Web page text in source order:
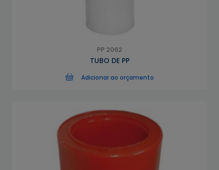
PP 2062
TUBO DE PP
Adicionar ao orçamento